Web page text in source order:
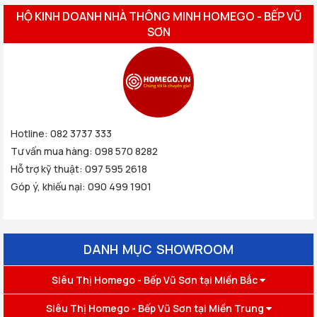
HỘ KINH DOANH NHÀ THÔNG MINH HOMEGO - BẾP VŨ
SƠN
Hotline: 082 3737 333
Tư vấn mua hàng: 098 570 8282
Hỗ trợ kỹ thuật: 097 595 2618
Góp ý, khiếu nại: 090 499 1901
DANH MỤC SHOWROOM
Siêu Thị Homego - Bếp Vũ Sơn tại Miền Bắc
Siêu Thị Homego - Bếp Vũ Sơn tại Miền Trung